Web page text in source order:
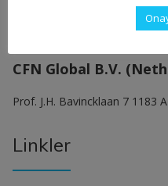
CFN Global B.V.
Prof. J.H. Bavincklaan 7 1183
Linkler